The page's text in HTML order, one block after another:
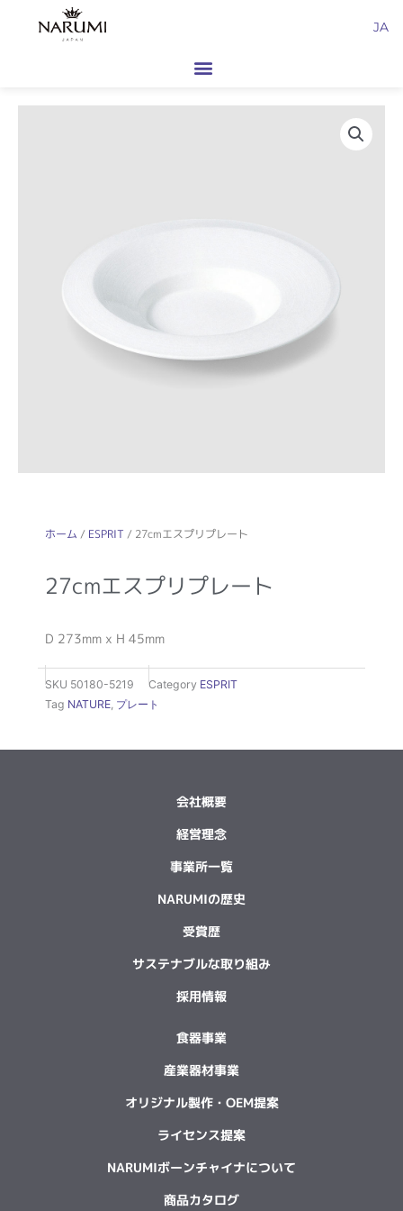
JA
ホーム / ESPRIT / 27cmエスプリプレート
27cmエスプリプレート
D 273mm x H 45mm
SKU 50180-5219 Category ESPRIT
Tag NATURE プレート
会社概要
経営理念
事業所一覧
NARUMIの歴史
受賞歴
サステナブルな取り組み
採用情報
食器事業
産業器材事業
オリジナル製作・OEM提案
ライセンス提案
NARUMIボーンチャイナについて
商品カタログ